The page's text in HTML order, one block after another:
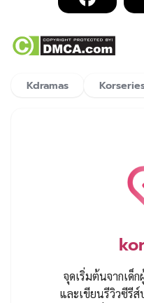
Kdramas
จุดเริ่มต้นจากเด็
และเขียนรีวิวซีรี